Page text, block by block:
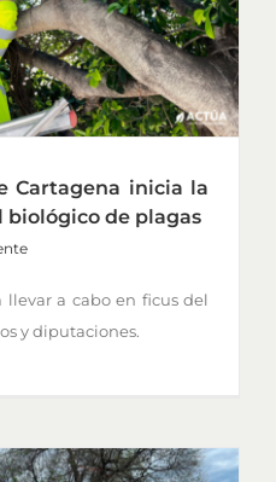
Cartagena inicia la
de plagas
llevar a cabo en ficus del
y diputaciones.